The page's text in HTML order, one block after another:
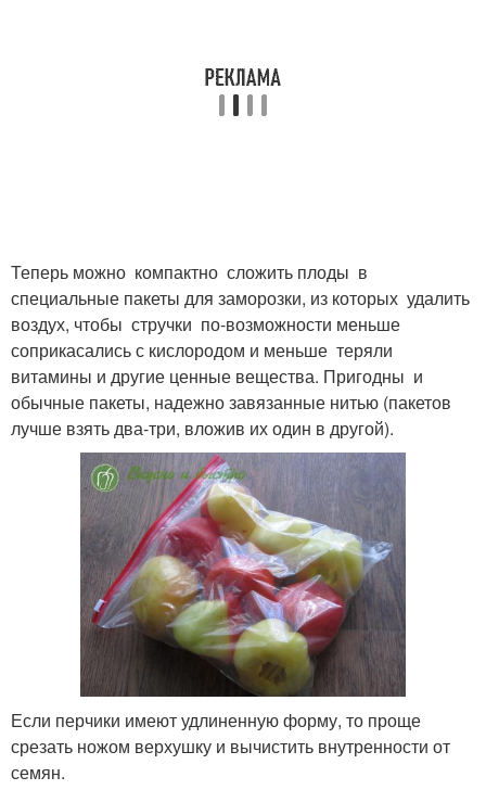
Теперь можно компактно сложить плоды в
специальные пакеты для заморозки, из которых удалить
воздух, чтобы стручки по-возможности меньше
соприкасались с кислородом и меньше теряли
витамины и другие ценные вещества. Пригодны и
обычные пакеты, надежно завязанные нитью (пакетов
лучше взять два-три, вложив их один в другой).
Если перчики имеют удлиненную форму, то проще
срезать ножом верхушку и вычистить внутренности от
семян.